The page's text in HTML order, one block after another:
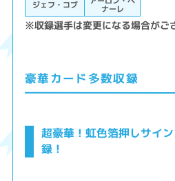
ジェフ・コブ
ナーレ
※収録選手は変更になる場合がご
豪華カード多数収録
超豪華！虹色箔押しサイ
録！